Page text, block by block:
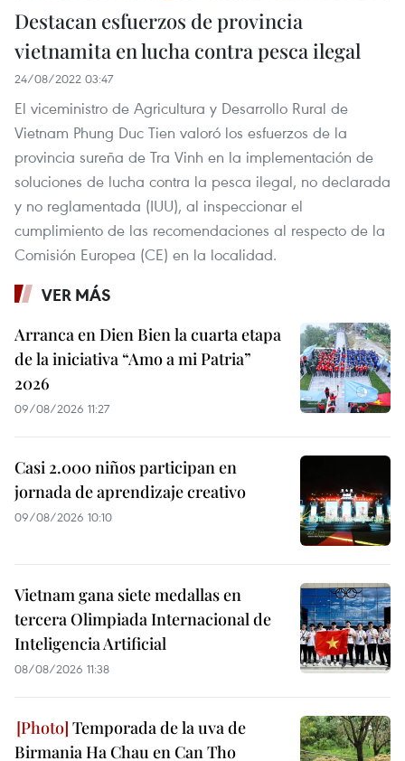
Destacan esfuerzos de provincia
vietnamita en lucha contra pesca ilegal
24/08/2022 03:47
El viceministro de Agricultura y Desarrollo Rural de
Vietnam Phung Duc Tien valoró los esfuerzos de la
provincia sureña de Tra Vinh en la implementación de
soluciones de lucha contra la pesca ilegal, no declarada
y no reglamentada (IUU), al inspeccionar el
cumplimiento de las recomendaciones al respecto de la
Comisión Europea (CE) en la localidad.
VER MÁS
Arranca en Dien Bien la cuarta etapa
de la iniciativa “Amo a mi Patria”
2026
09/08/2026 11:27
Casi 2.000 niños participan en
jornada de aprendizaje creativo
09/08/2026 10:10
Vietnam gana siete medallas en
tercera Olimpiada Internacional de
Inteligencia Artificial
08/08/2026 11:38
Temporada de la uva de
Birmania Ha Chau en Can Tho